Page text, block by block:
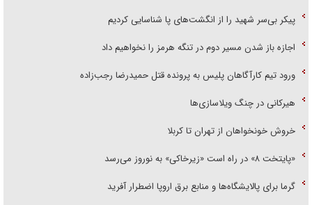
پیکر بی‌سر شهید را از انگشت‌های پا شناسایی کردیم
اجازه باز شدن مسیر دوم در تنگه هرمز را نخواهیم داد
ورود تیم کارآگاهان پلیس به پرونده قتل حمیدرضا رجب‌زاده
هیرکانی در چنگ ویلاسازی‌ها
خروش خونخواهان از تهران تا کربلا
«پایتخت ۸» در راه است «زیرخاکی» به نوروز می‌رسد
گرما برای پالایشگاه‌ها و منابع برق اروپا اضطرار آفرید